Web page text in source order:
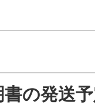
の発送